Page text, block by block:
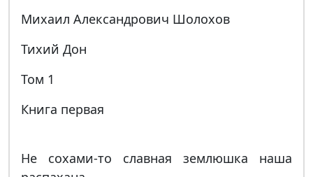
Михаил Александрович Шолохов
Тихий Дон
Том 1
Книга первая
Не сохами-то славная землюшка наша